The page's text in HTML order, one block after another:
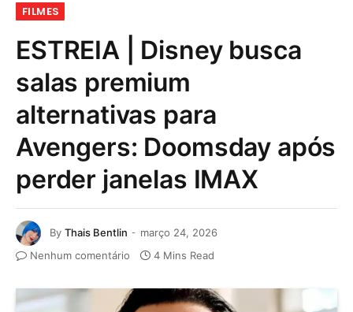
FILMES
ESTREIA | Disney busca
salas premium
alternativas para
Avengers: Doomsday após
perder janelas IMAX
By Thais Bentlin
março 24, 2026
Nenhum comentário
4 Mins Read